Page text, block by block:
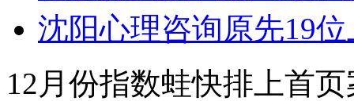
沈阳心理咨询原先19
12月份指数蛙快排上首